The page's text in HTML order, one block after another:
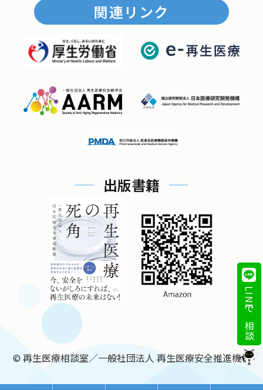
関連リンク
出版書籍
© 再生医療相談室／一般社団法人 再生医療安全推進機構
LINEで相談